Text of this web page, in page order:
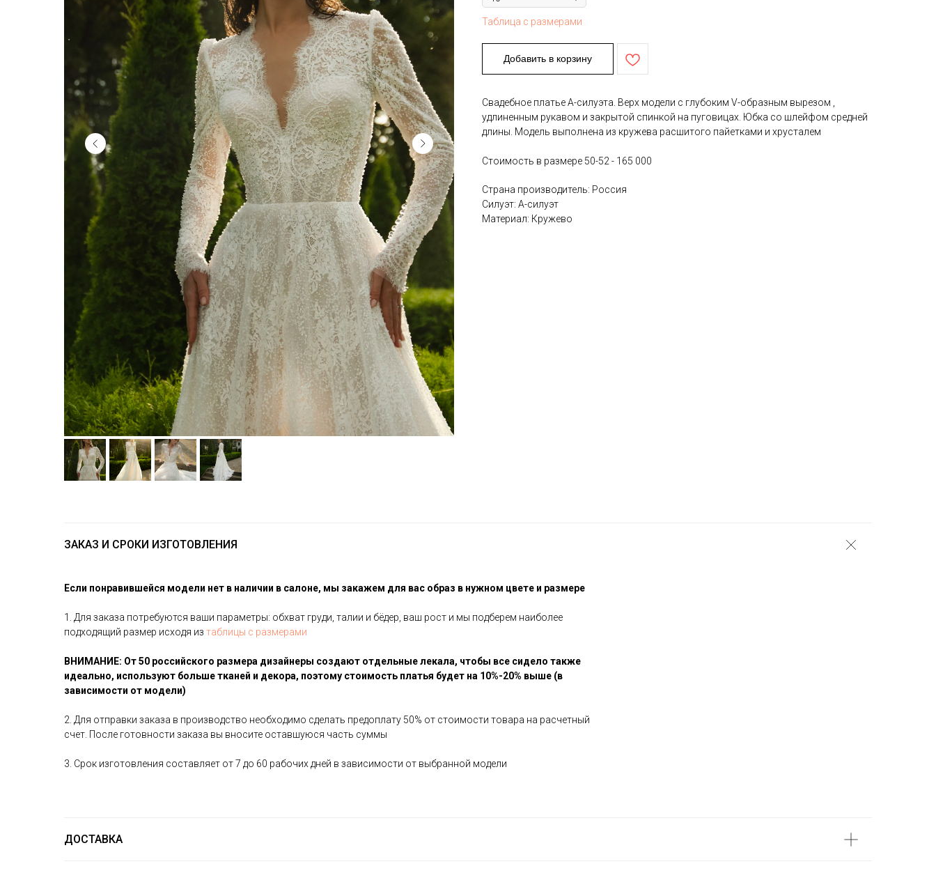
Таблица с размерами
Добавить в корзину
Свадебное платье А-силуэта. Верх модели с глубоким V-образным вырезом ,
удлиненным рукавом и закрытой спинкой на пуговицах. Юбка со шлейфом средней
длины. Модель выполнена из кружева расшитого пайетками и хрусталем
Стоимость в размере 50-52 - 165 000
Страна производитель: Россия
Силуэт: А-силуэт
Материал: Кружево
ЗАКАЗ И СРОКИ ИЗГОТОВЛЕНИЯ
Если понравившейся модели нет в наличии в салоне, мы закажем для вас образ в нужном цвете и размере
1. Для заказа потребуются ваши параметры: обхват груди, талии и бёдер, ваш рост и мы подберем наиболее
подходящий размер исходя из таблицы с размерами
ВНИМАНИЕ: От 50 российского размера дизайнеры создают отдельные лекала, чтобы все сидело также
идеально, используют больше тканей и декора, поэтому стоимость платья будет на 10%-20% выше (в
зависимости от модели)
2. Для отправки заказа в производство необходимо сделать предоплату 50% от стоимости товара на расчетный
счет. После готовности заказа вы вносите оставшуюся часть суммы
3. Срок изготовления составляет от 7 до 60 рабочих дней в зависимости от выбранной модели
ДОСТАВКА